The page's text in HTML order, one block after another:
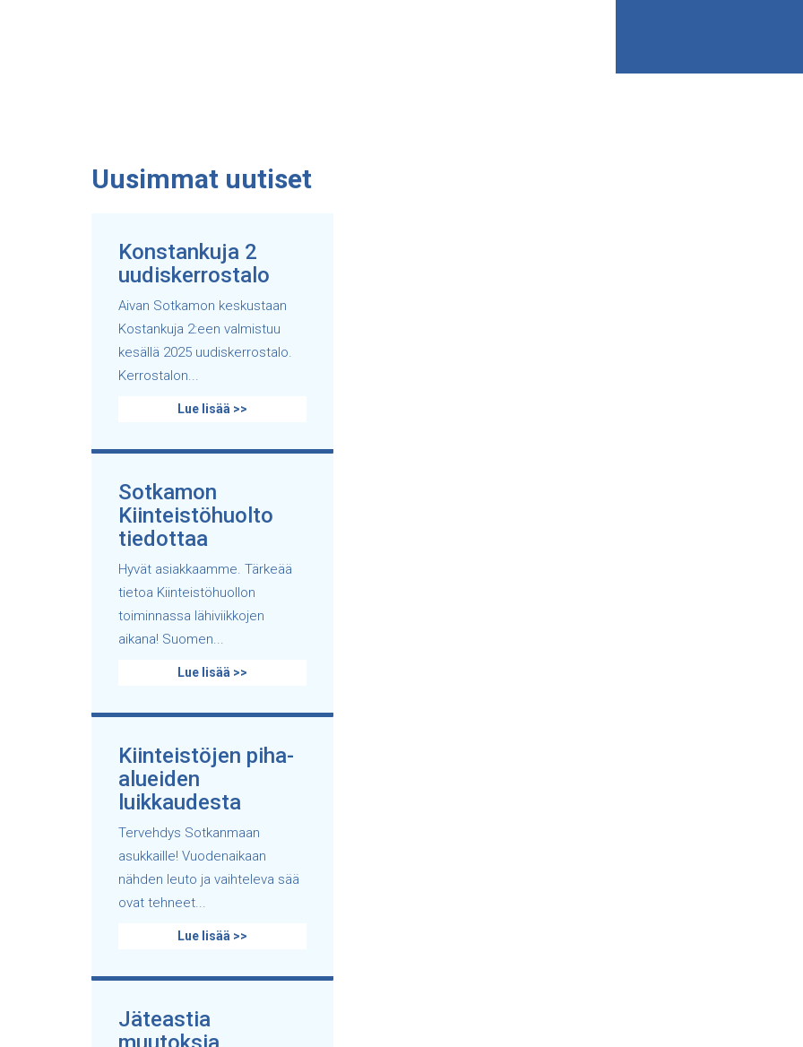
Uusimmat uutiset
Konstankuja 2
uudiskerrostalo
Aivan Sotkamon keskustaan
Kostankuja 2:een valmistuu
kesällä 2025 uudiskerrostalo.
Kerrostalon...
Lue lisää >>
Sotkamon
Kiinteistöhuolto
tiedottaa
Hyvät asiakkaamme. Tärkeää
tietoa Kiinteistöhuollon
toiminnassa lähiviikkojen
aikana! Suomen...
Lue lisää >>
Kiinteistöjen piha-
alueiden
luikkaudesta
Tervehdys Sotkanmaan
asukkaille! Vuodenaikaan
nähden leuto ja vaihteleva sää
ovat tehneet...
Lue lisää >>
Jäteastia